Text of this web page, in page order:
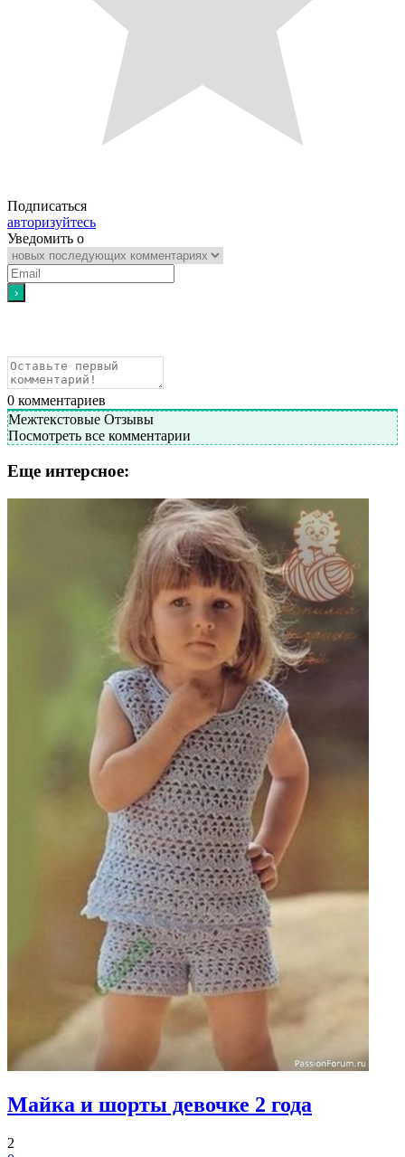
Подписаться
авторизуйтесь
Уведомить о
0 комментариев
Межтекстовые Отзывы
Посмотреть все комментарии
Еще интерсное:
Майка и шорты девочке 2 года
2